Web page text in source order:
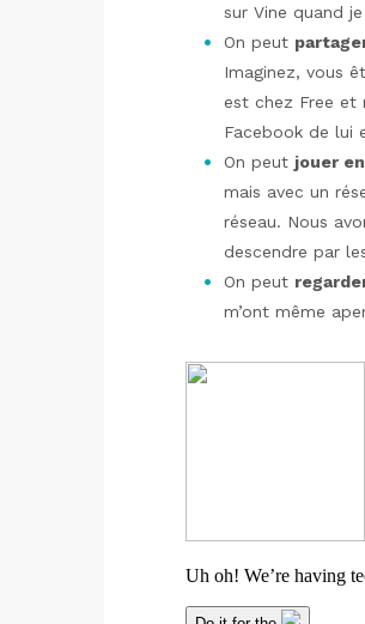
sur Vine quand
On peut
Imaginez, vous
est chez Free et
Facebook de lui
On peut jouer
mais avec un
réseau. Nous
descendre par
On peut
m’ont même